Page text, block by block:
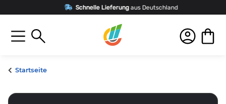
Schnelle Lieferungaus Deutschland
Startseite